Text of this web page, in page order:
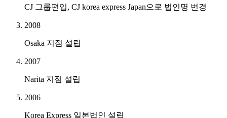
CJ 그룹편입, CJ korea express Japan으로 법인명 변경
2008
Osaka 지점 설립
2007
Narita 지점 설립
2006
Korea Express 일본법인 설립